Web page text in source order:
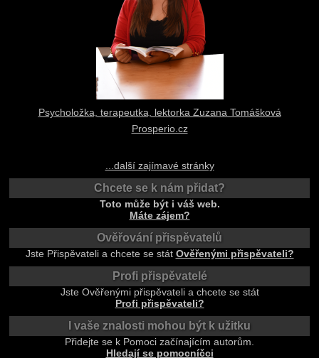
Psycholožka, terapeutka, lektorka Zuzana Tomášková
Prosperio.cz
...další zajímavé stránky
Chcete se k nám přidat?
Toto může být i váš web.
Máte zájem?
Ověřování přispěvatelů
Jste Přispěvateli a chcete se stát Ověřenými přispěvateli?
Profi přispěvatelé
Jste Ověřenými přispěvateli a chcete se stát
Profi přispěvateli?
I vaše znalosti mohou být k užitku
Přidejte se k Pomoci začínajícím autorům.
Hledají se pomocníčci